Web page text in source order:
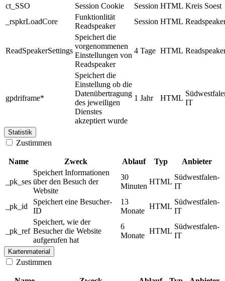
ct_SSO
Session Cookie Session HTML Kreis Soest
_rspkrLoadCore
Funktionlität
Readspeaker
Session HTML
ReadSpeakerSettings
Speichert die
vorgenommenen
Einstellungen von
Readspeaker
4 Tage HTML
gpdriframe*
Speichert die
Einstellung ob die
Datenübertragung
des jeweiligen
Dienstes
akzeptiert wurde
1 Jahr HTML
IT
Statistik
Zustimmen
Name Zweck Ablauf Typ Anbieter
_pk_ses
Speichert Informationen
über den Besuch der
Website
30
Minuten
HTML
Südwestfalen-
IT
_pk_id
Speichert eine Besucher-
ID
13
Monate
HTML
Südwestfalen-
IT
_pk_ref
Speichert, wie der
Besucher die Website
aufgerufen hat
6
Monate
HTML
Südwestfalen-
IT
Kartenmaterial
Zustimmen